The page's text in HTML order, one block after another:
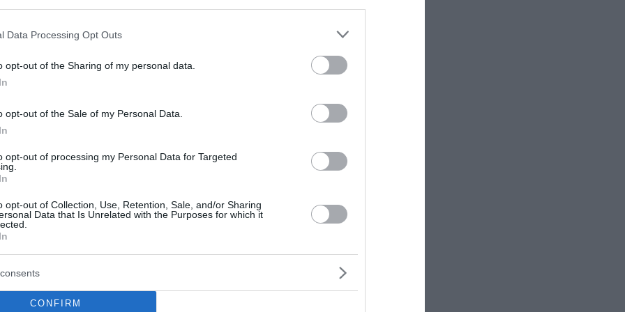
Data Processing Opt Outs
opt-out of the Sharing of my personal data.
opt-out of the Sale of my Personal Data.
opt-out of processing my Personal Data for Targeted
opt-out of Collection, Use, Retention, Sale, and/or Sharing
Data that Is Unrelated with the Purposes for which it
CONFIRM
Φωτιά σε μηχανή
(Photos)
προκάλεσε στους
πυρκαγιά που
μηχανή του οχήματος που
2026
Βίντεο ντοκουμέντο από το
αστυνομικό στο κέντρο της
Αθήνας – Σοκαριστική
αστυνομικό της Άμεσης Δράσης και